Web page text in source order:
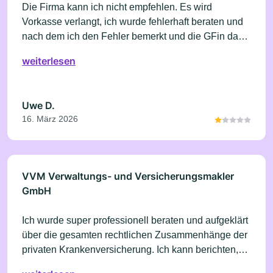
Die Firma kann ich nicht empfehlen. Es wird
Vorkasse verlangt, ich wurde fehlerhaft beraten und
nach dem ich den Fehler bemerkt und die GFin damit
noch herum gedoktert, bevor niemand mehr
weiterlesen
Uwe D.
16. März 2026
VVM Verwaltungs- und Versicherungsmakler
GmbH
Ich wurde super professionell beraten und aufgeklärt
über die gesamten rechtlichen Zusammenhänge der
privaten Krankenversicherung. Ich kann berichten,